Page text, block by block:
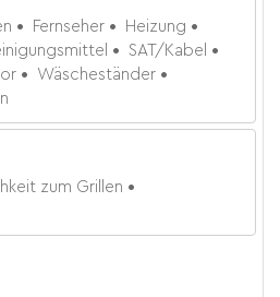
Fernseher
Heizung
SAT/Kabel
Wäscheständer
zum Grillen